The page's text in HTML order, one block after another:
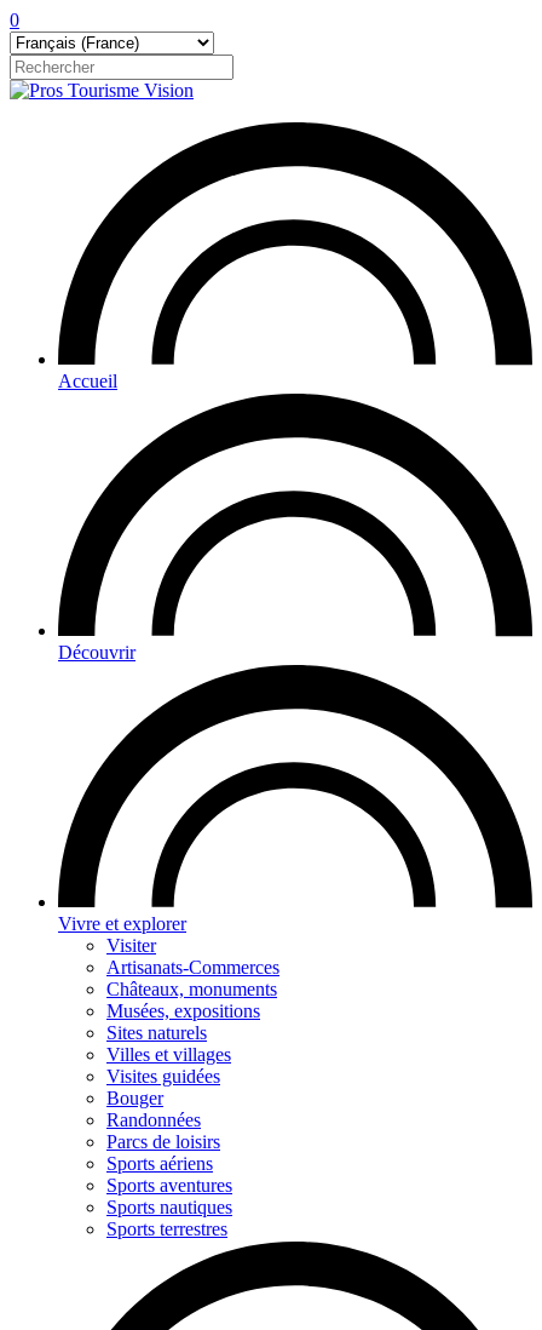
0
Accueil
Découvrir
Vivre et explorer
Visiter
Artisanats-Commerces
Châteaux, monuments
Musées, expositions
Sites naturels
Villes et villages
Visites guidées
Bouger
Randonnées
Parcs de loisirs
Sports aériens
Sports aventures
Sports nautiques
Sports terrestres